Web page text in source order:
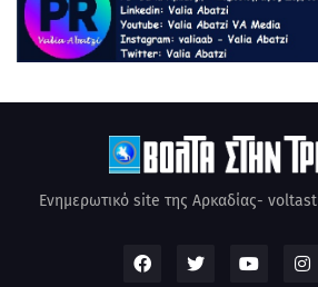
Ενημερωτικό site της Αρκαδίας-